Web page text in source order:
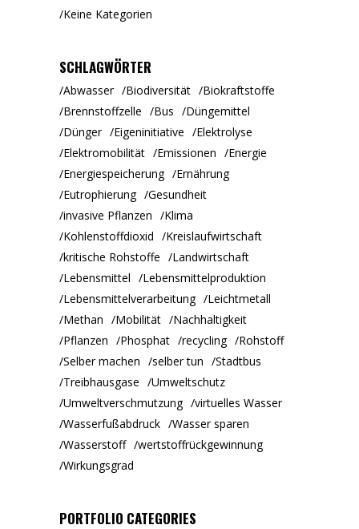
Keine Kategorien
SCHLAGWÖRTER
Abwasser Biodiversität
Biokraftstoffe
Brennstoffzelle
Bus
Düngemittel
Dünger
Eigeninitiative
Elektrolyse
Elektromobilität
Emissionen
Energie
Energiespeicherung
Ernährung
Eutrophierung
Gesundheit
invasive Pflanzen
Klima
Kohlenstoffdioxid
Kreislaufwirtschaft
kritische Rohstoffe
Landwirtschaft
Lebensmittel
Lebensmittelproduktion
Lebensmittelverarbeitung
Leichtmetall
Methan
Mobilität
Nachhaltigkeit
Pflanzen
Phosphat recycling
Rohstoff
Selber machen
selber tun
Stadtbus
Treibhausgase
Umweltschutz
Umweltverschmutzung
virtuelles Wasser
Wasserfußabdruck
Wasser sparen
Wasserstoff
wertstoffrückgewinnung
Wirkungsgrad
PORTFOLIO CATEGORIES